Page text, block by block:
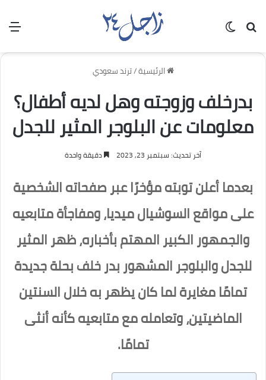
بحث عن
الرئيسية/ترند سعودي
بدرخلف وزوجته وهل لديه أطفال؟
معلومات عن البلوجر المثير للجدل
آخر تحديث: سبتمبر 23, 2023 دقيقة واحدة
بعدما أعلن توبته مؤخرًا عبر صفحاته الشخصية
على مواقع السوشيال ميديا، ومفاجأة متابعيه
والجمهور الكبير المهتم بأخباره، ظهر المثير
للجدل والبلوجر المشهور بدر خلف بحلة جديدة
تمامًا مغايرة لما كان يظهر به خلال السنتين
الماضيتين، وتعامله مع متابعيه كأنه أنثى
تمامًا.